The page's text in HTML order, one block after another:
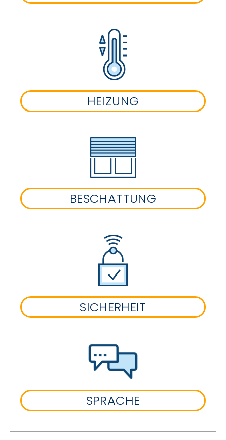
HEIZUNG
BESCHATTUNG
SICHERHEIT
SPRACHE